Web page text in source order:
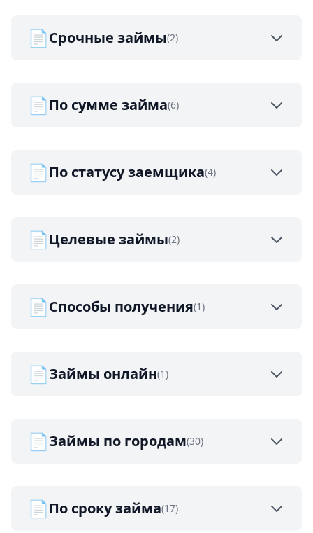
📄Срочные займы(2)
📄По сумме займа(6)
📄По статусу заемщика(4)
📄Целевые займы(2)
📄Способы получения(1)
📄Займы онлайн(1)
📄Займы по городам(30)
📄По сроку займа(17)